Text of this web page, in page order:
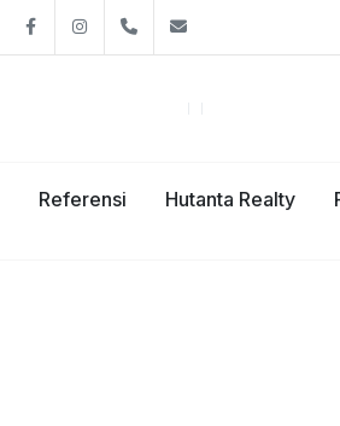
FacebookInstagram08111926991
Referensi Hutanta Realty